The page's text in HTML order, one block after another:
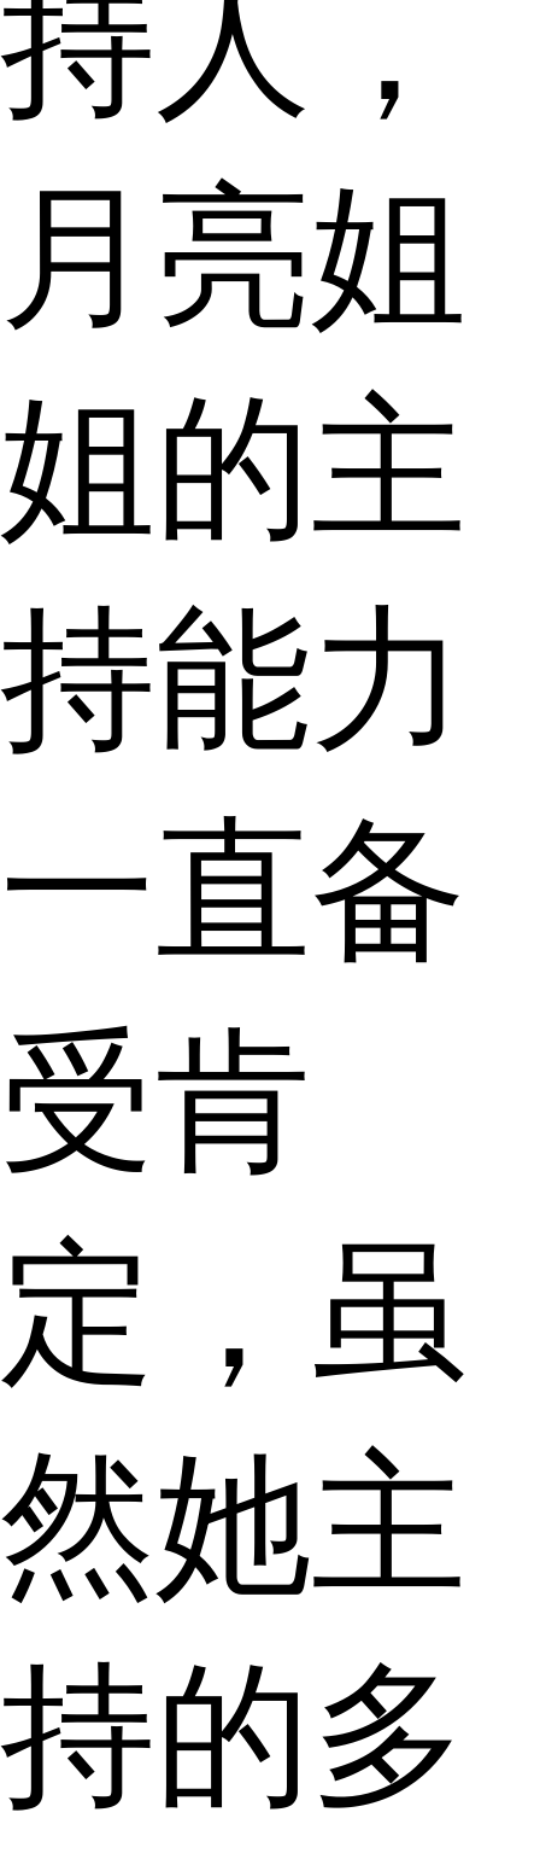
持人，
月亮姐
姐的主
持能力
一直备
受肯
定，虽
然她主
持的多